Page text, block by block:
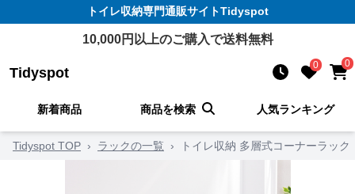
トイレ収納専門通販サイトTidyspot
10,000円以上のご購入で送料無料
Tidyspot 0 0
新着商品 商品を検索 人気ランキング
Tidyspot TOP › ラックの一覧 › トイレ収納 多層式コーナーラック